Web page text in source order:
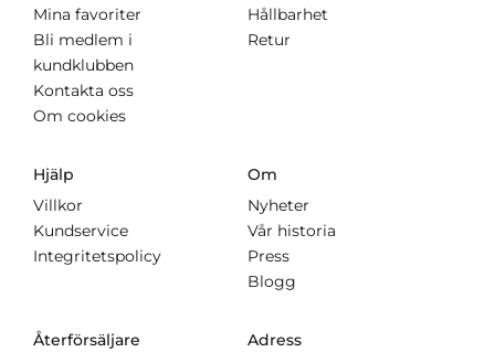
Mina favoriter
Bli medlem i
kundklubben
Kontakta oss
Om cookies
Hållbarhet
Retur
Hjälp
Villkor
Kundservice
Integritetspolicy
Om
Nyheter
Vår historia
Press
Blogg
Återförsäljare Adress